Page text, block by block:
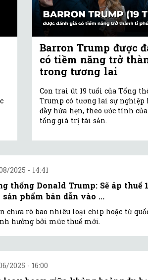
Barron Trump được
có tiềm năng trở
trong tương lai
Con trai út 19 tuổi của Tổng
Trump có tương lai sự
đầy hứa hẹn, theo ước tính của
tổng giá trị tài sản.
2025 - 14:41
thống Donald Trump: Sẽ áp thuế
sản phẩm bán dẫn vào ...
chưa rõ bao nhiêu loại chip hoặc từ
hưởng bởi mức thuế mới.
2025 - 16:00